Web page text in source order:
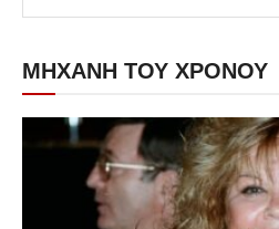
ΜΗΧΑΝΗ ΤΟΥ ΧΡΟΝΟΥ